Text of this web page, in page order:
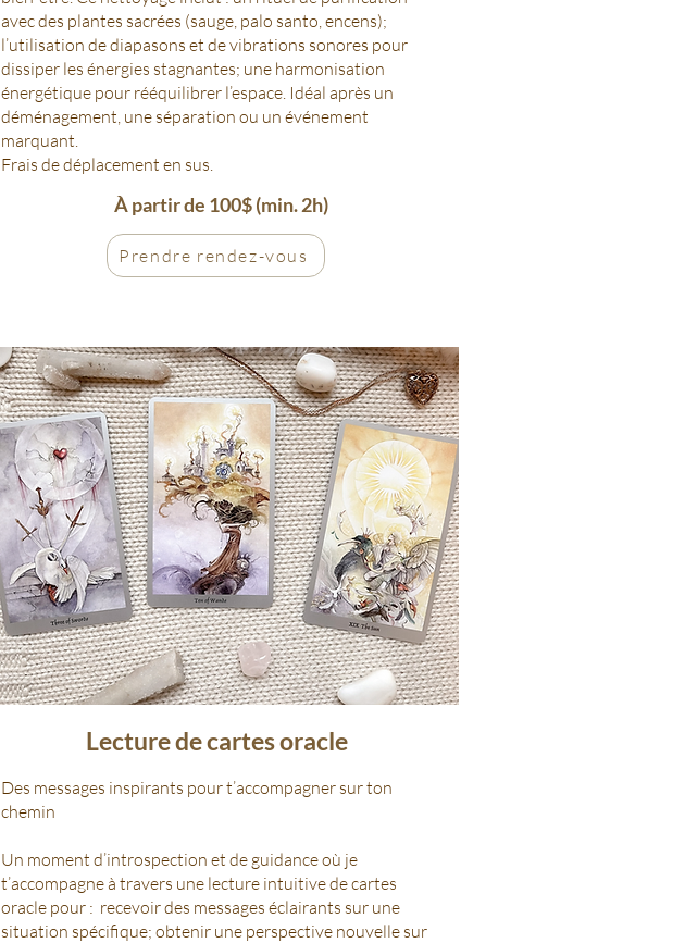
avec des plantes sacrées (sauge, palo santo, encens);
l’utilisation de diapasons et de vibrations sonores pour
dissiper les énergies stagnantes; une harmonisation
énergétique pour rééquilibrer l’espace. Idéal après un
déménagement, une séparation ou un événement
marquant.
Frais de déplacement en sus.
À partir de 100$ (min. 2h)
Prendre rendez-vous
Lecture de cartes oracle
Des messages inspirants pour t’accompagner sur ton
chemin
Un moment d’introspection et de guidance où je
t’accompagne à travers une lecture intuitive de cartes
oracle pour : ​recevoir des messages éclairants sur une
situation spécifique; obtenir une perspective nouvelle sur